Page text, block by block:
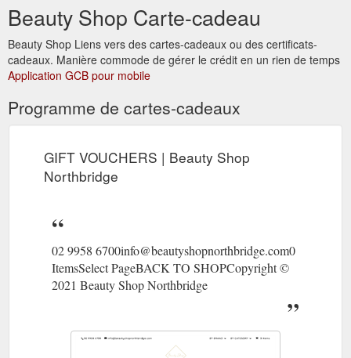
Beauty Shop Carte-cadeau
Beauty Shop Liens vers des cartes-cadeaux ou des certificats-
cadeaux. Manière commode de gérer le crédit en un rien de temps
Application GCB pour mobile
Programme de cartes-cadeaux
GIFT VOUCHERS | Beauty Shop
Northbridge
02 9958 6700info@beautyshopnorthbridge.com0
ItemsSelect PageBACK TO SHOPCopyright ©
2021 Beauty Shop Northbridge